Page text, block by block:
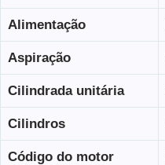
Alimentação
Aspiração
Cilindrada unitária
Cilindros
Código do motor